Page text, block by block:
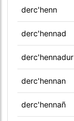
derc'henn
derc'hennad
derc'hennadur
derc'hennan
derc'hennañ